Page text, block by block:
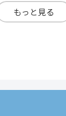
もっと見る